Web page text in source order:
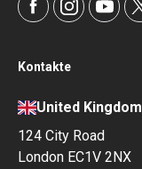
Kontakte
United Kingdom
124 City Road
London EC1V 2NX